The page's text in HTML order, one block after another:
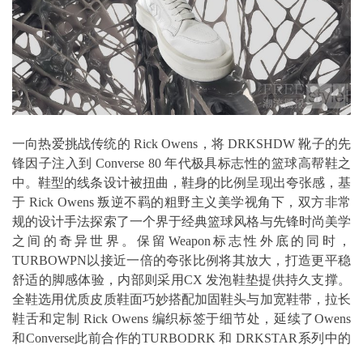
一向热爱挑战传统的 Rick Owens，将 DRKSHDW 靴子的先
锋因子注入到 Converse 80 年代极具标志性的篮球高帮鞋之
中。鞋型的线条设计被扭曲，鞋身的比例呈现出夸张感，基
于 Rick Owens 叛逆不羁的粗野主义美学视角下，双方非常
规的设计手法探索了一个界于经典篮球风格与先锋时尚美学
之间的奇异世界。保留Weapon标志性外底的同时，
TURBOWPN以接近一倍的夸张比例将其放大，打造更平稳
舒适的脚感体验，内部则采用CX 发泡鞋垫提供持久支撑。
全鞋选用优质皮质鞋面巧妙搭配加固鞋头与加宽鞋带，拉长
鞋舌和定制 Rick Owens 编织标签于细节处，延续了Owens
和Converse此前合作的TURBODRK 和 DRKSTAR系列中的